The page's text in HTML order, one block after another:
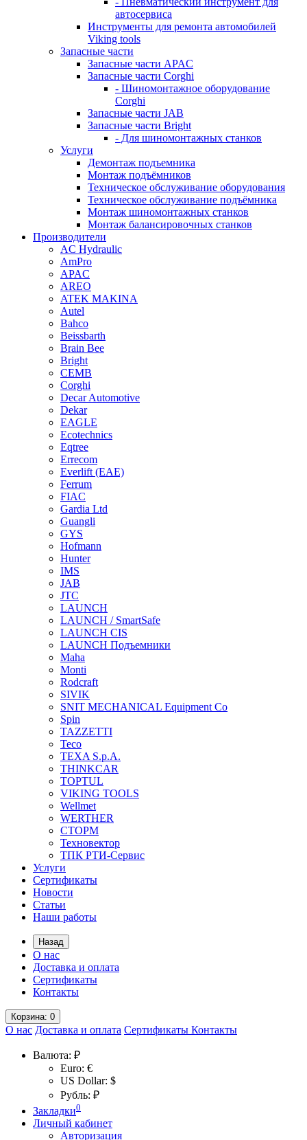
автосервиса
Инструменты для ремонта автомобилей
Viking tools
Запасные части
Запасные части APAC
Запасные части Corghi
- Шиномонтажное оборудование
Corghi
Запасные части JAB
Запасные части Bright
- Для шиномонтажных станков
Услуги
Демонтаж подъемника
Монтаж подъёмников
Техническое обслуживание оборудования
Техническое обслуживание подъёмника
Монтаж шиномонтажных станков
Монтаж балансировочных станков
Производители
AC Hydraulic
AmPro
APAC
AREO
ATEK MAKINA
Autel
Bahco
Beissbarth
Brain Bee
Bright
CEMB
Corghi
Decar Automotive
Dekar
EAGLE
Ecotechnics
Eqtree
Errecom
Everlift (EAE)
Ferrum
FIAC
Gardia Ltd
Guangli
GYS
Hofmann
Hunter
IMS
JAB
JTC
LAUNCH
LAUNCH / SmartSafe
LAUNCH CIS
LAUNCH Подъемники
Maha
Monti
Rodcraft
SIVIK
SNIT MECHANICAL Equipment Co
Spin
TAZZETTI
Teco
TEXA S.p.A.
THINKCAR
TOPTUL
VIKING TOOLS
Wellmet
WERTHER
СТОРМ
Техновектор
ТПК РТИ-Сервис
Услуги
Сертификаты
Новости
Статьи
Наши работы
Назад
О нас
Доставка и оплата
Сертификаты
Контакты
Корзина: 0
О нас Доставка и оплата Сертификаты Контакты
Валюта: ₽
Euro: €
US Dollar: $
Рубль: ₽
Закладки0
Личный кабинет
Авторизация